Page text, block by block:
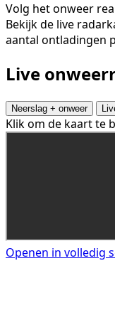
Volg het onweer
Bekijk de live
aantal ontladingen
Live
Neerslag + onweer
Klik om de kaart te
Openen in volledig